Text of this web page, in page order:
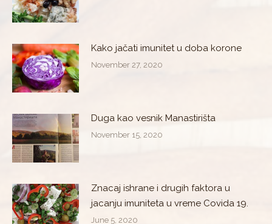
Kako jačati imunitet u doba korone
November 27, 2020
Duga kao vesnik Manastirišta
November 15, 2020
Znacaj ishrane i drugih faktora u
jacanju imuniteta u vreme Covida 19.
June 5, 2020